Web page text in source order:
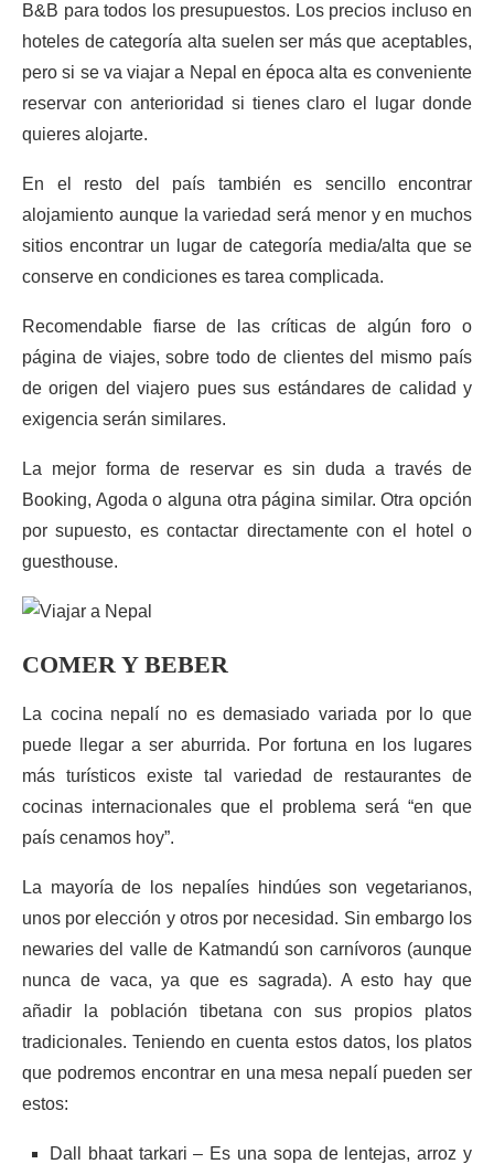
B&B para todos los presupuestos. Los precios incluso en
hoteles de categoría alta suelen ser más que aceptables,
pero si se va viajar a Nepal en época alta es conveniente
reservar con anterioridad si tienes claro el lugar donde
quieres alojarte.
En el resto del país también es sencillo encontrar
alojamiento aunque la variedad será menor y en muchos
sitios encontrar un lugar de categoría media/alta que se
conserve en condiciones es tarea complicada.
Recomendable fiarse de las críticas de algún foro o
página de viajes, sobre todo de clientes del mismo país
de origen del viajero pues sus estándares de calidad y
exigencia serán similares.
La mejor forma de reservar es sin duda a través de
Booking, Agoda o alguna otra página similar. Otra opción
por supuesto, es contactar directamente con el hotel o
guesthouse.
COMER Y BEBER
La cocina nepalí no es demasiado variada por lo que
puede llegar a ser aburrida. Por fortuna en los lugares
más turísticos existe tal variedad de restaurantes de
cocinas internacionales que el problema será “en que
país cenamos hoy”.
La mayoría de los nepalíes hindúes son vegetarianos,
unos por elección y otros por necesidad. Sin embargo los
newaries del valle de Katmandú son carnívoros (aunque
nunca de vaca, ya que es sagrada). A esto hay que
añadir la población tibetana con sus propios platos
tradicionales. Teniendo en cuenta estos datos, los platos
que podremos encontrar en una mesa nepalí pueden ser
estos:
Dall bhaat tarkari – Es una sopa de lentejas, arroz y